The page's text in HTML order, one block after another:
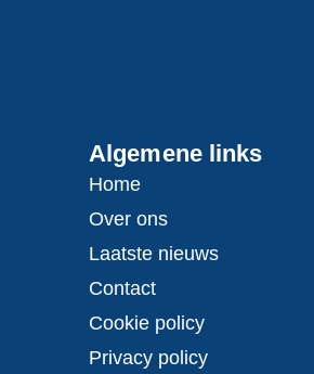
Algemene links
Home
Over ons
Laatste nieuws
Contact
Cookie policy
Privacy policy